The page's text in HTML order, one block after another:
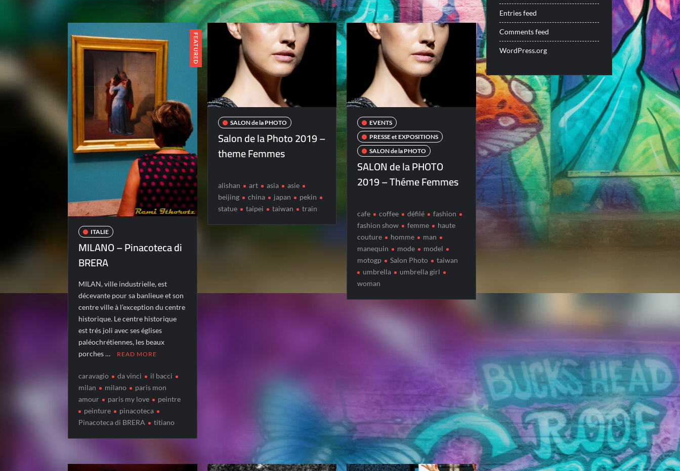
FEATURED
ITALIE
MILANO – Pinacoteca di
BRERA
MILAN, ville industrielle, est
décevante pour sa banlieue et son
centre ville à l’exception du centre
historique. Le centre historique
est trés joli avec ses églises
paléochrétiennes, les beaux
porches …
READ MORE
caravagio da vinci
il bacci
milan
milano
paris mon
amour
paris my love
peintre
peinture
pinacoteca
Pinacoteca di BRERA
titiano
SALON de la PHOTO
Salon de la Photo 2019 –
theme Femmes
alishan art asia
asie
beijing
china japan
pekin
statue
taipei taiwan train
EVENTS
PRESSE et EXPOSITIONS
SALON de la PHOTO
SALON de la PHOTO
2019 – Théme Femmes
cafe coffee défilé
fashion
fashion show
femme
haute
couture
homme
man
manequin
mode
model
motogp
Salon Photo
taiwan
umbrella
umbrella girl
woman
Entries feed
Comments feed
WordPress.org